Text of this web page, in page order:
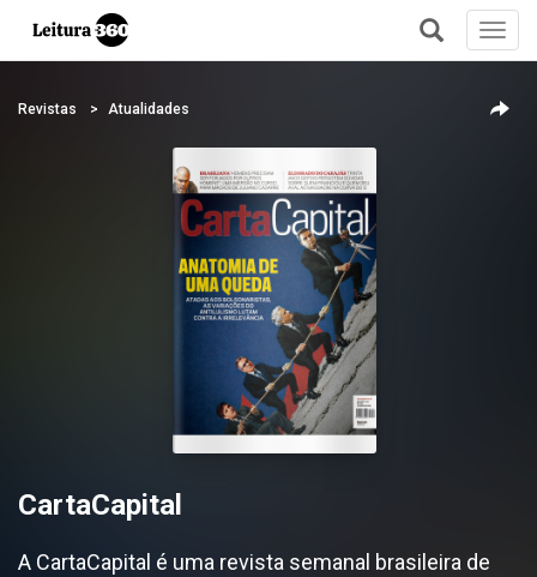
+
Revistas Atualidades
CartaCapital
A CartaCapital é uma revista semanal brasileira de